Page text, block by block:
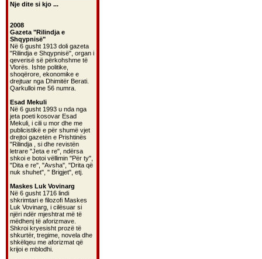
Nje dite si kjo ...
2008
Gazeta "Rilindja e
Shqypnisë"
Në 6 gusht 1913 doli gazeta
"Rilindja e Shqypnisë", organ i
qeverisë së përkohshme të
Vlorës. Ishte politike,
shoqërore, ekonomike e
drejtuar nga Dhimitër Berati.
Qarkulloi me 56 numra.
Esad Mekuli
Në 6 gusht 1993 u nda nga
jeta poeti kosovar Esad
Mekuli, i cili u mor dhe me
publicistikë e për shumë vjet
drejtoi gazetën e Prishtinës
"Rilindja , si dhe revistën
letrare "Jeta e re", ndërsa
shkoi e botoi vëllimin "Për ty",
"Dita e re", "Avsha", "Drita që
nuk shuhet", " Brigjet", etj.
Maskes Luk Vovinarg
Në 6 gusht 1716 lindi
shkrimtari e filozofi Maskes
Luk Vovinarg, i cilësuar si
njëri ndër mjeshtrat më të
mëdhenj të aforizmave.
Shkroi kryesisht prozë të
shkurtër, tregime, novela dhe
shkëlqeu me aforizmat që
krijoi e mblodhi.